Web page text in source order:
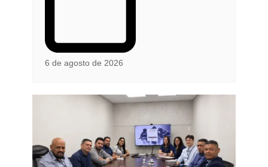
6 de agosto de 2026